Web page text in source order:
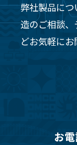
弊社製品に
造のご相談
どお気軽にお
お